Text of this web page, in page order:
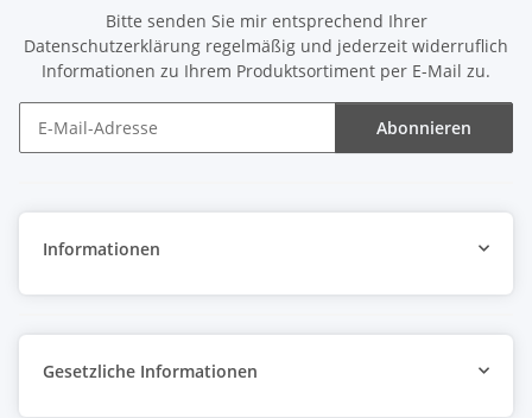
Bitte senden Sie mir entsprechend Ihrer
Datenschutzerklärung regelmäßig und jederzeit widerruflich
Informationen zu Ihrem Produktsortiment per E-Mail zu.
Abonnieren
Informationen
Gesetzliche Informationen